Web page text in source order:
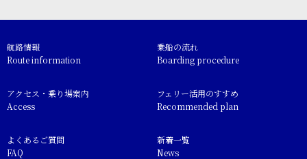
航路情報
Route information
乗船の流れ
Boarding procedure
アクセス・乗り場案内
Access
フェリー活用のすすめ
Recommended plan
よくあるご質問
FAQ
新着一覧
News